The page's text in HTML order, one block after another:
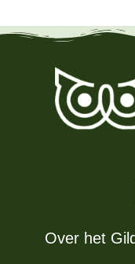
Over het